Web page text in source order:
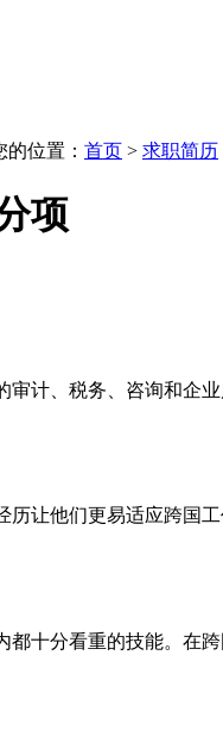
的位置： 首页 > 求职简历
项
计、税务、咨询和
让他们更易适应跨
十分看重的技能。